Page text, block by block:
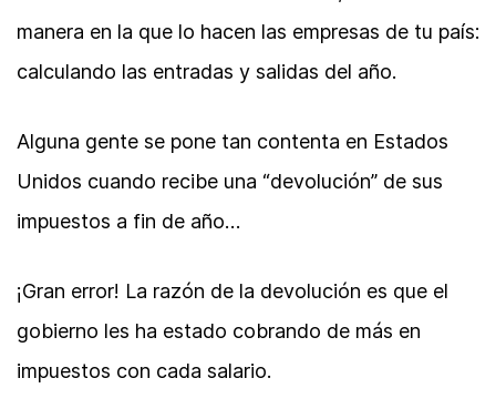
manera en la que lo hacen las empresas de tu país:
calculando las entradas y salidas del año.
Alguna gente se pone tan contenta en Estados
Unidos cuando recibe una “devolución” de sus
impuestos a fin de año…
¡Gran error! La razón de la devolución es que el
gobierno les ha estado cobrando de más en
impuestos con cada salario.